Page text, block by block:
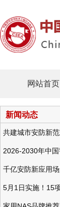
网站首页
新闻动态